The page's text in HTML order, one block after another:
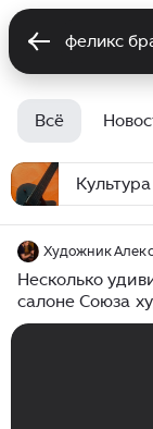
Всё
Художник
Несколько
салоне Союза